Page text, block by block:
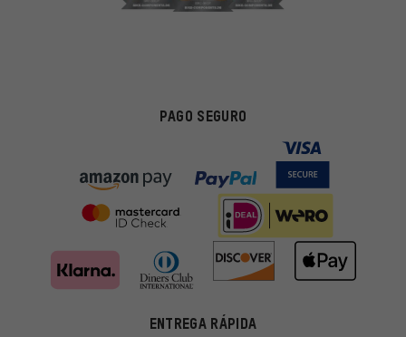
PAGO SEGURO
ENTREGA RÁPIDA